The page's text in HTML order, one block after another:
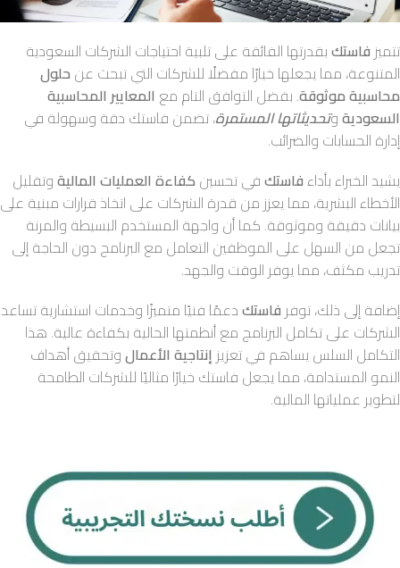
تتميز فاستكبقدرتها الفائقة على تلبية احتياجات الشركات السعودية
المتنوعة، مما يجعلها خيارًا مفضلًا للشركات التي تبحث عن حلول
محاسبية موثوقة. بفضل التوافق التام مع المعايير المحاسبية
السعوديةوتحديثاتها المستمرة، تضمن فاستك دقة وسهولة في
إدارة الحسابات والضرائب.
يشيد الخبراء بأداءفاستكفي تحسين كفاءة العمليات الماليةوتقليل
الأخطاء البشرية، مما يعزز من قدرة الشركات على اتخاذ قرارات مبنية على
بيانات دقيقة وموثوقة. كما أن واجهة المستخدم البسيطة والمرنة
تجعل من السهل على الموظفين التعامل مع البرنامج دون الحاجة إلى
تدريب مكثف، مما يوفر الوقت والجهد.
إضافة إلى ذلك، توفر فاستكدعمًا فنيًا متميزًا وخدمات استشارية تساعد
الشركات على تكامل البرنامج مع أنظمتها الحالية بكفاءة عالية. هذا
التكامل السلس يساهم في تعزيز إنتاجية الأعمالوتحقيق أهداف
النمو المستدامة، مما يجعل فاستك خيارًا مثاليًا للشركات الطامحة
لتطوير عملياتها المالية.